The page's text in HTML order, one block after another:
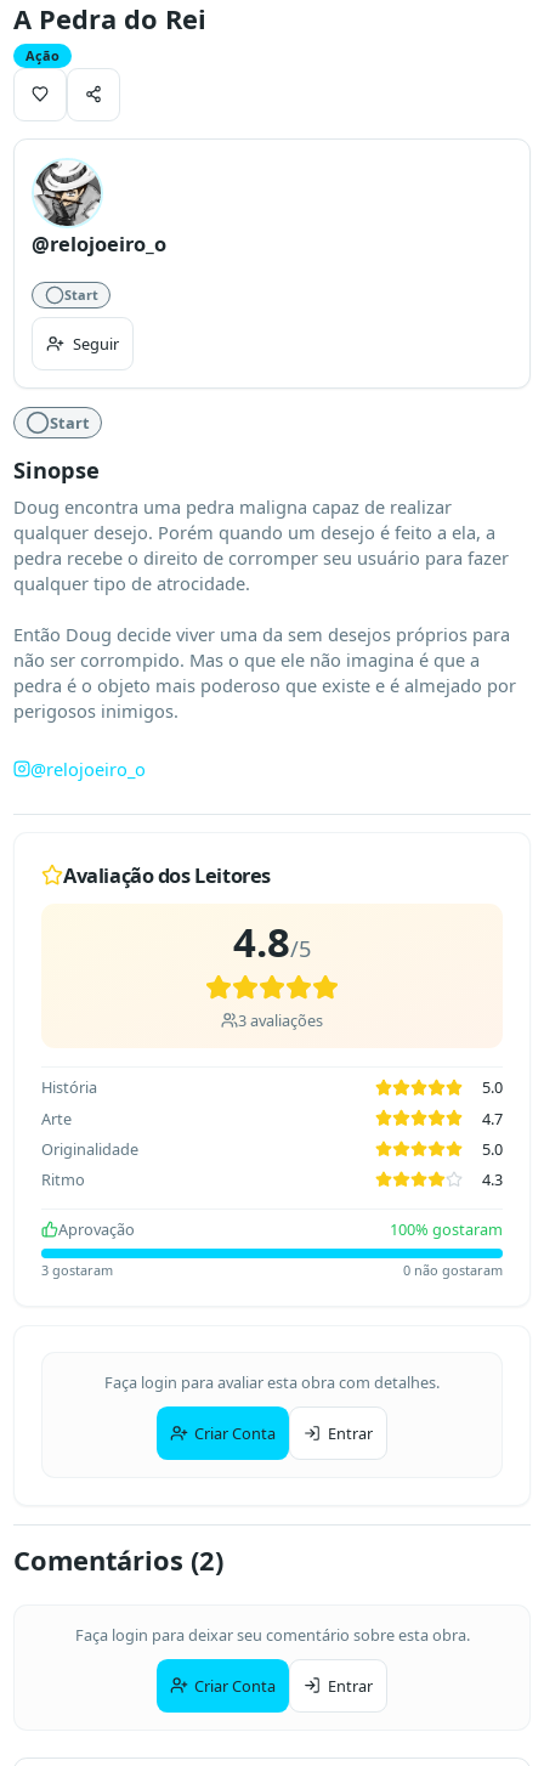
A Pedra do Rei
Ação
@relojoeiro_o
Start
Seguir
Start
Sinopse
Doug encontra uma pedra maligna capaz de realizar
qualquer desejo. Porém quando um desejo é feito a ela, a
pedra recebe o direito de corromper seu usuário para fazer
qualquer tipo de atrocidade.
Então Doug decide viver uma da sem desejos próprios para
não ser corrompido. Mas o que ele não imagina é que a
pedra é o objeto mais poderoso que existe e é almejado por
perigosos inimigos.
@relojoeiro_o
Avaliação dos Leitores
4.8/5
3avaliações
História
5.0
Arte
4.7
Originalidade
5.0
Ritmo
4.3
Aprovação 100% gostaram
3gostaram 0 não gostaram
Faça login para avaliar esta obra com detalhes.
Criar Conta Entrar
Comentários (2)
Faça login para deixar seu comentário sobre esta obra.
Criar Conta Entrar